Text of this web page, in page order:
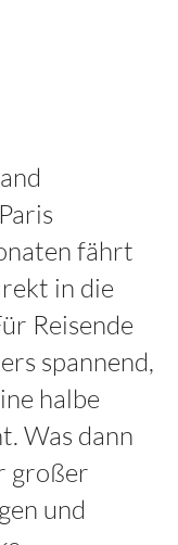
fährt
in die
Reisende
spannend,
halbe
Was dann
großer
und